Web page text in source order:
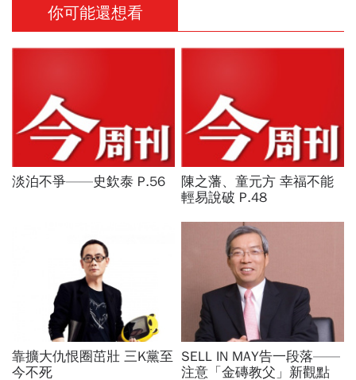
你可能還想看
淡泊不爭——史欽泰 P.56
陳之藩、童元方 幸福不能
輕易說破 P.48
靠擴大仇恨圈茁壯 三K黨至
今不死
SELL IN MAY告一段落——
注意「金磚教父」新觀點